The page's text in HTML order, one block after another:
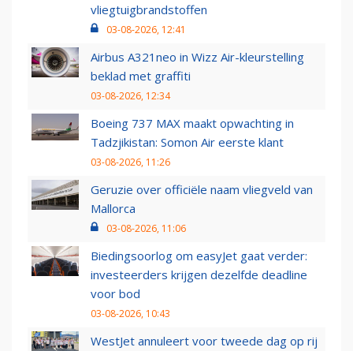
vliegtuigbrandstoffen
03-08-2026, 12:41
Airbus A321neo in Wizz Air-kleurstelling
beklad met graffiti
03-08-2026, 12:34
Boeing 737 MAX maakt opwachting in
Tadzjikistan: Somon Air eerste klant
03-08-2026, 11:26
Geruzie over officiële naam vliegveld van
Mallorca
03-08-2026, 11:06
Biedingsoorlog om easyJet gaat verder:
investeerders krijgen dezelfde deadline
voor bod
03-08-2026, 10:43
WestJet annuleert voor tweede dag op rij